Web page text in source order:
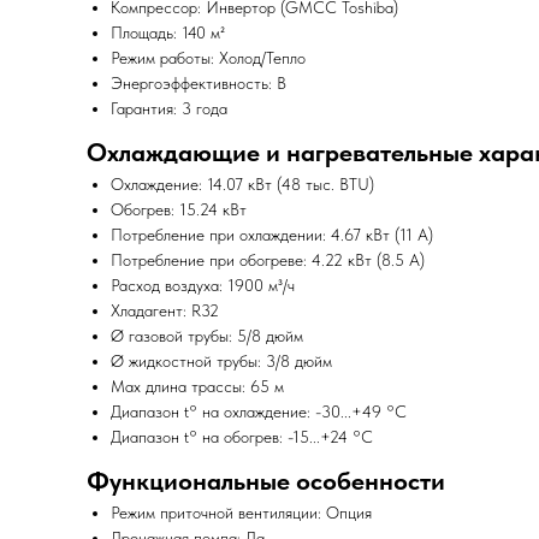
Компрессор: Инвертор (GMCC Toshiba)
Площадь: 140 м²
Режим работы: Холод/Тепло
Энергоэффективность: B
Гарантия: 3 года
Охлаждающие и нагревательные
Охлаждение: 14.07 кВт (48 тыс. BTU)
Обогрев: 15.24 кВт
Потребление при охлаждении: 4.67 кВт (11 A)
Потребление при обогреве: 4.22 кВт (8.5 A)
Расход воздуха: 1900 м³/ч
Хладагент: R32
Ø газовой трубы: 5/8 дюйм
Ø жидкостной трубы: 3/8 дюйм
Max длина трассы: 65 м
Диапазон t° на охлаждение: -30...+49 °C
Диапазон t° на обогрев: -15...+24 °C
Функциональные особенности
Режим приточной вентиляции: Опция